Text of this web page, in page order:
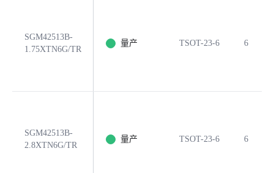
SGM42513B-
1.75XTN6G/TR
量产 TSOT-23-6 6
SGM42513B-
2.8XTN6G/TR
量产 TSOT-23-6 6